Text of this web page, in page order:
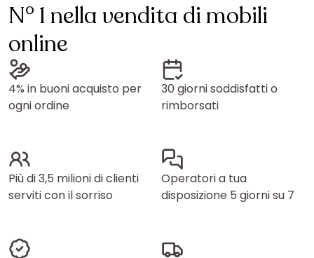
N° 1 nella vendita di mobili
online
4% in buoni acquisto per
ogni ordine
30 giorni soddisfatti o
rimborsati
Più di 3,5 milioni di clienti
serviti con il sorriso
Operatori a tua
disposizione 5 giorni su 7